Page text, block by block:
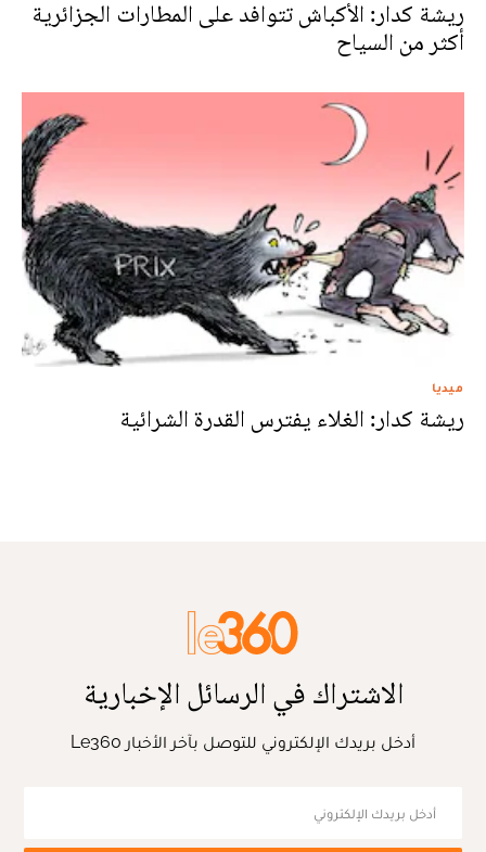
ريشة كدار: الأكباش تتوافد على المطارات الجزائرية
أكثر من السياح
ميديا
ريشة كدار: الغلاء يفترس القدرة الشرائية
الاشتراك في الرسائل الإخبارية
أدخل بريدك الإلكتروني للتوصل بآخر الأخبار Le360